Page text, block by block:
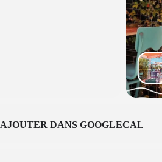
AJOUTER DANS GOOGLECAL